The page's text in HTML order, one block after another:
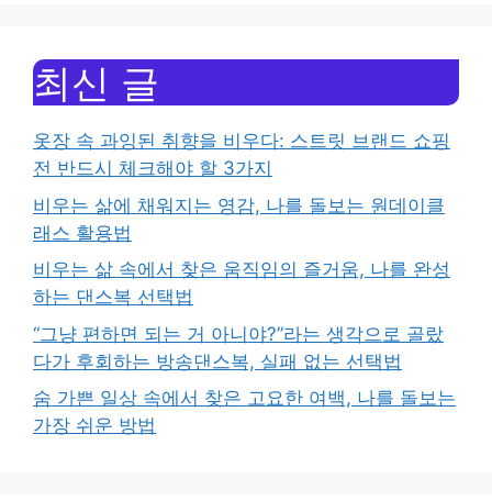
최신 글
옷장 속 과잉된 취향을 비우다: 스트릿 브랜드 쇼핑
전 반드시 체크해야 할 3가지
비우는 삶에 채워지는 영감, 나를 돌보는 원데이클
래스 활용법
비우는 삶 속에서 찾은 움직임의 즐거움, 나를 완성
하는 댄스복 선택법
“그냥 편하면 되는 거 아니야?”라는 생각으로 골랐
다가 후회하는 방송댄스복, 실패 없는 선택법
숨 가쁜 일상 속에서 찾은 고요한 여백, 나를 돌보는
가장 쉬운 방법